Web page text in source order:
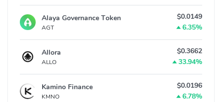
Alaya Governance Token
AGT
$0.0149
6.35%
Allora
ALLO
$0.3662
33.94%
Kamino Finance
KMNO
$0.0196
6.78%